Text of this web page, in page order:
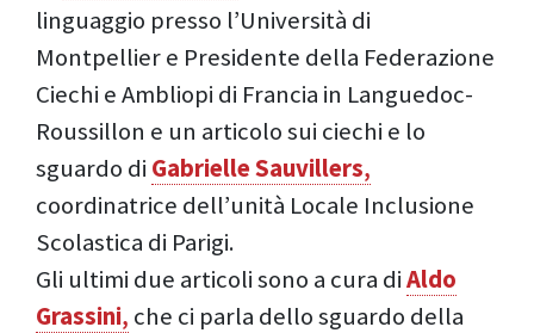
linguaggio presso l’Università di
Montpellier e Presidente della Federazione
Ciechi e Ambliopi di Francia in Languedoc-
Roussillon e un articolo sui ciechi e lo
sguardo di Gabrielle Sauvillers,
coordinatrice dell’unità Locale Inclusione
Scolastica di Parigi.
Gli ultimi due articoli sono a cura diAldo
Grassini, che ci parla dello sguardo della